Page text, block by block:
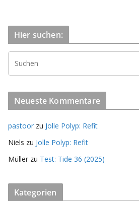
Hier suchen:
Neueste Kommentare
pastoor zu Jolle Polyp: Refit
Niels zu Jolle Polyp: Refit
Müller zu Test: Tide 36 (2025)
Kategorien